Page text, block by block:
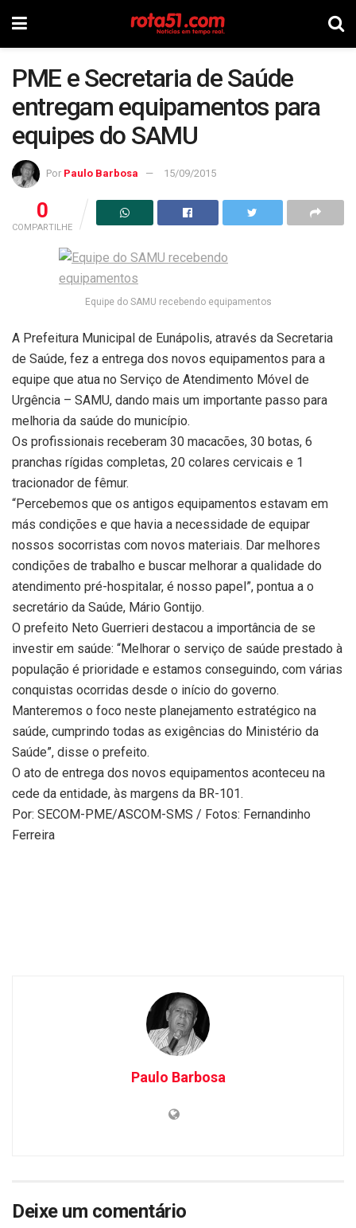
PME e Secretaria de Saúde
entregam equipamentos para
equipes do SAMU
Por Paulo Barbosa 15/09/2015
0
COMPARTILHE
Equipe do SAMU recebendo equipamentos
A Prefeitura Municipal de Eunápolis, através da Secretaria
de Saúde, fez a entrega dos novos equipamentos para a
equipe que atua no Serviço de Atendimento Móvel de
Urgência – SAMU, dando mais um importante passo para
melhoria da saúde do município.
Os profissionais receberam 30 macacões, 30 botas, 6
pranchas rígidas completas, 20 colares cervicais e 1
tracionador de fêmur.
“Percebemos que os antigos equipamentos estavam em
más condições e que havia a necessidade de equipar
nossos socorristas com novos materiais. Dar melhores
condições de trabalho e buscar melhorar a qualidade do
atendimento pré-hospitalar, é nosso papel”, pontua a o
secretário da Saúde, Mário Gontijo.
O prefeito Neto Guerrieri destacou a importância de se
investir em saúde: “Melhorar o serviço de saúde prestado à
população é prioridade e estamos conseguindo, com várias
conquistas ocorridas desde o início do governo.
Manteremos o foco neste planejamento estratégico na
saúde, cumprindo todas as exigências do Ministério da
Saúde”, disse o prefeito.
O ato de entrega dos novos equipamentos aconteceu na
cede da entidade, às margens da BR-101.
Por: SECOM-PME/ASCOM-SMS / Fotos: Fernandinho
Ferreira
Paulo Barbosa
Deixe um comentário